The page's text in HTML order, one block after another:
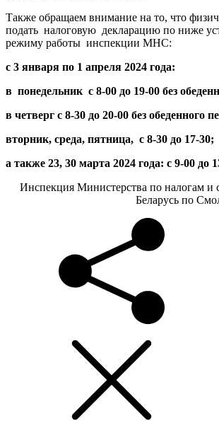
Также обращаем внимание на то, что
подать налоговую декларацию по ниже
режиму работы инспекции МНС:
с 3 января по 1 апреля 2024 года:
в понедельник с 8-00 до 19-00 без
в четверг с 8-30 до 20-00 без обеденного
вторник, среда, пятница, с 8-30 до 17-30;
а также 23, 30 марта 2024 года: с 9-00 до
Инспекция Министерства по налогам и
Беларусь по